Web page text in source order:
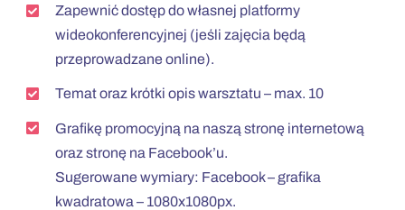
Zapewnić dostęp do własnej platformy
wideokonferencyjnej (jeśli zajęcia będą
przeprowadzane online).
Temat oraz krótki opis warsztatu – max. 10
Grafikę promocyjną na naszą stronę internetową
oraz stronę na Facebook’u.
Sugerowane wymiary: Facebook – grafika
kwadratowa – 1080x1080px.